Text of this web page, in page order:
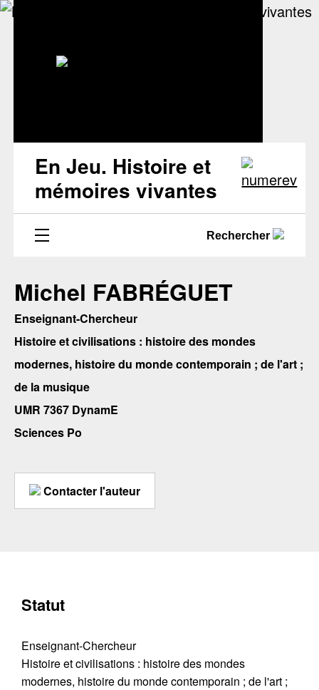
En Jeu. Histoire et
mémoires vivantes
Rechercher
Michel FABRÉGUET
Enseignant-Chercheur
Histoire et civilisations : histoire des mondes
modernes, histoire du monde contemporain ; de l'art ;
de la musique
UMR 7367 DynamE
Sciences Po
Contacter l'auteur
Statut
Enseignant-Chercheur
Histoire et civilisations : histoire des mondes
modernes, histoire du monde contemporain ; de l'art ;